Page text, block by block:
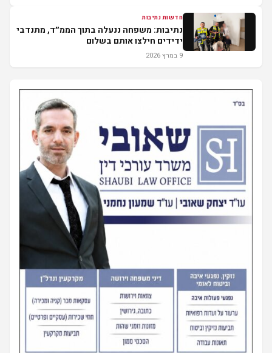
חדשות נתיבות
נתיבות: משפחה ננעלה בתוך הממ״ד, מתנדבי
ידידים חילצו אותם בשלום
9 במרץ 2026